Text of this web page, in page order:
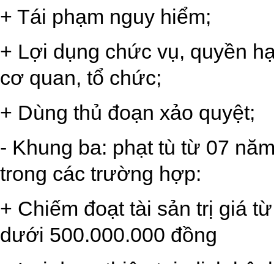
+ Tái phạm nguy hiểm;
+ Lợi dụng chức vụ, quyền
cơ quan, tổ chức;
+ Dùng thủ đoạn xảo quyệt;
- Khung ba: phạt tù từ 07
trong các trường hợp:
+ Chiếm đoạt tài sản trị giá
dưới 500.000.000 đồng